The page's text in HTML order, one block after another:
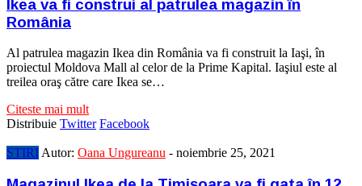
Ikea va fi construi al patrulea magazin în
România
Al patrulea magazin Ikea din România va fi construit la Iaşi, în
proiectul Moldova Mall al celor de la Prime Kapital. Iaşiul este al
treilea oraş către care Ikea se…
Citeste mai mult
Distribuie Twitter Facebook
STIRI Autor: Oana Ungureanu - noiembrie 25, 2021